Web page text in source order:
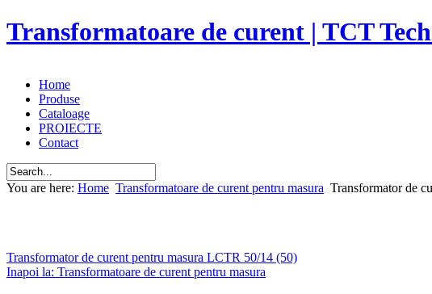
Transformatoare de curent | TCT
Home
Produse
Cataloage
PROIECTE
Contact
You are here: Home Transformatoare de curent pentru masura Transformator de
Transformator de curent pentru masura LCTR 50/14 (50)
Inapoi la: Transformatoare de curent pentru masura